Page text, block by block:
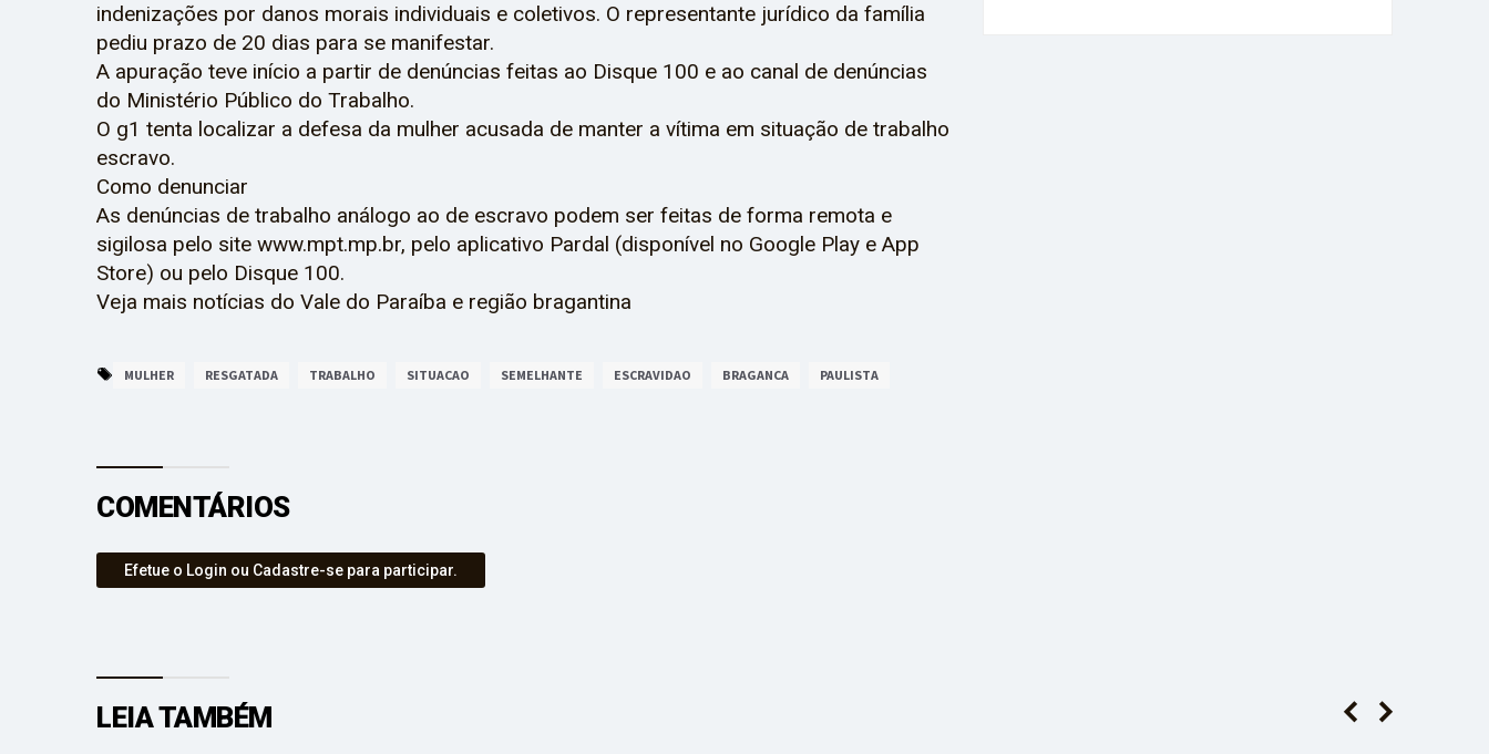
indenizações por danos morais individuais e coletivos. O representante jurídico da família
pediu prazo de 20 dias para se manifestar.
A apuração teve início a partir de denúncias feitas ao Disque 100 e ao canal de denúncias
do Ministério Público do Trabalho.
O g1 tenta localizar a defesa da mulher acusada de manter a vítima em situação de trabalho
escravo.
Como denunciar
As denúncias de trabalho análogo ao de escravo podem ser feitas de forma remota e
sigilosa pelo site www.mpt.mp.br, pelo aplicativo Pardal (disponível no Google Play e App
Store) ou pelo Disque 100.
Veja mais notícias do Vale do Paraíba e região bragantina
MULHER RESGATADA TRABALHO SITUACAO SEMELHANTE ESCRAVIDAO BRAGANCA PAULISTA
COMENTÁRIOS
Efetue o Login ou Cadastre-se para participar.
LEIA TAMBÉM